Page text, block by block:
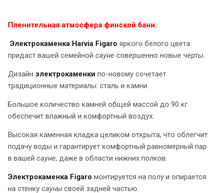
Пленительная атмосфера финской бани.
Электрокаменка Harvia Figaro яркого белого цвета
придаст вашей семейной сауне совершенно новые черты.
Дизайн электрокаменки по-новому сочетает
традиционные материалы: сталь и камни.
Большое количество камней общей массой до 90 кг
обеспечит влажный и комфортный воздух.
Высокая каменная кладка целиком открыта, что облегчит
подачу воды и гарантирует комфортный равномерный пар
в вашей сауне, даже в области нижних полков.
Электрокаменка Figaro монтируется на полу и опирается
на стенку сауны своей задней частью.